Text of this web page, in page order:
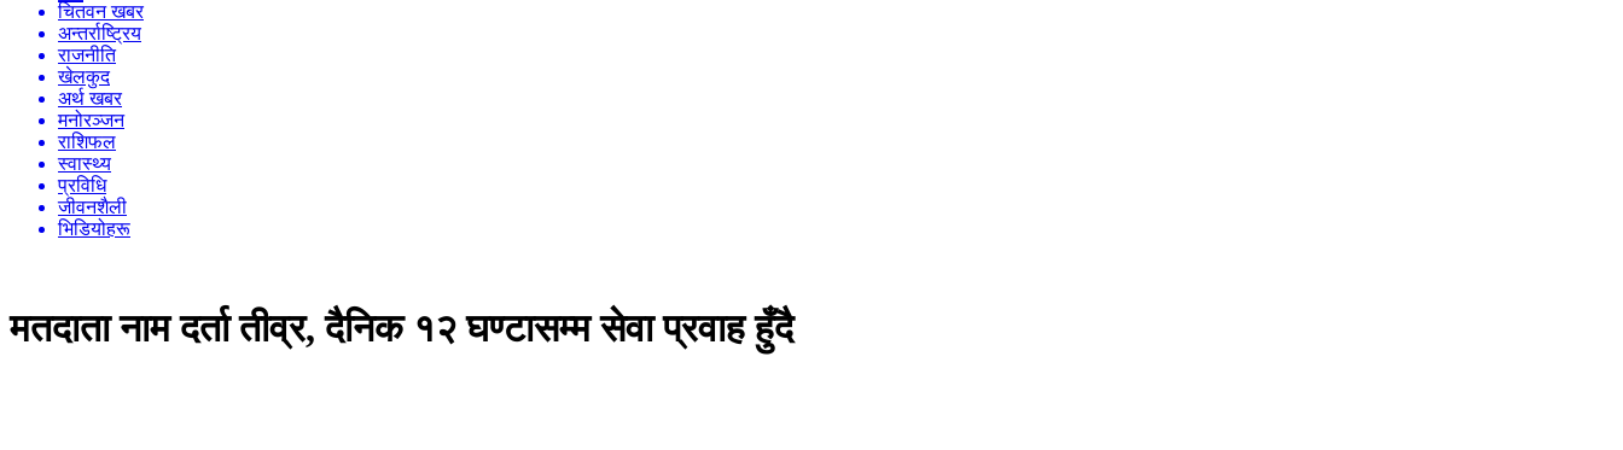
चितवन खबर
अन्तर्राष्ट्रिय
राजनीति
खेलकुद
अर्थ खबर
मनोरञ्जन
राशिफल
स्वास्थ्य
प्रविधि
जीवनशैली
भिडियोहरू
मतदाता नाम दर्ता तीव्र, दैनिक १२ घण्टासम्म सेवा प्रवाह हुँदै